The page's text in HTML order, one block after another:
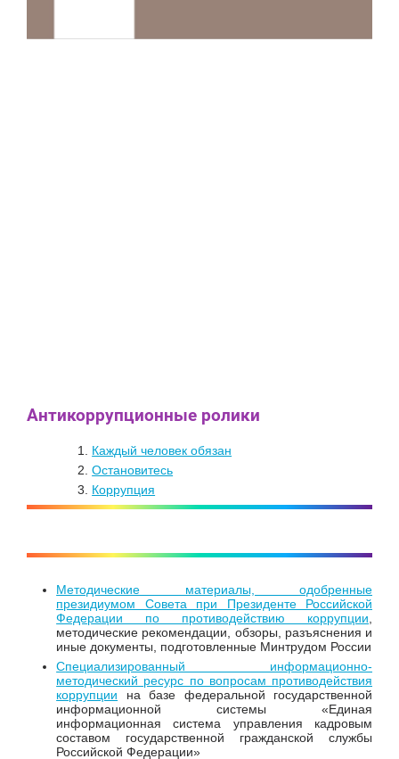
Антикоррупционные ролики
Каждый человек обязан
Остановитесь
Коррупция
Методические материалы, одобренные
президиумом Совета при Президенте Российской
Федерации по противодействию коррупции,
методические рекомендации, обзоры, разъяснения и
иные документы, подготовленные Минтрудом России
Специализированный информационно-
методический ресурс по вопросам противодействия
коррупции на базе федеральной государственной
информационной системы «Единая
информационная система управления кадровым
составом государственной гражданской службы
Российской Федерации»